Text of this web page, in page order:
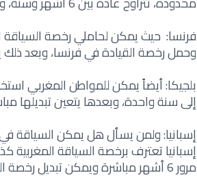
فرنسا: حيث يمكن لحاملي رخصة السياقة
وحملرخصة القيادة في فرنسا،وبعد ذلك
بلجيكا: أيضاً يمكن للمواطن المغربي
إلى سنة واحدة، وبعدها يتعين تبديلها
إسبانيا: ولمن يسألهل يمكن السياقة في
إسبانيا تعترف برخصة السياقة
مرور 6 أشهر مباشرة ويمكن تبديل رخصة